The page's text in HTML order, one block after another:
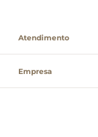
Atendimento
Empresa